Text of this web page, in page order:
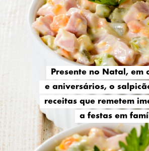
Presente no Natal, em
e aniversários, o
receitas que remetem
a festas em
Presente no Natal, em
e aniversários, o
receitas que remetem
a festas em